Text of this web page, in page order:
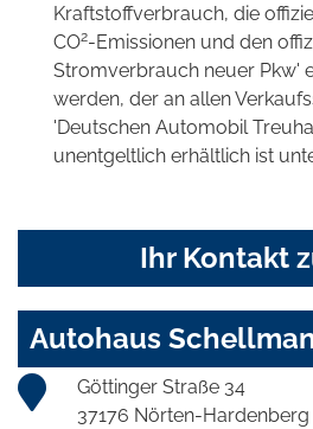
Kraftstoffverbrauch, die
CO2-Emissionen und den
Stromverbrauch neuer Pkw'
werden, der an allen
'Deutschen Automobil
unentgeltlich erhältlich ist
Ihr Kontakt
Autohaus
Göttinger Straße 34
37176 Nörten-Hardenberg